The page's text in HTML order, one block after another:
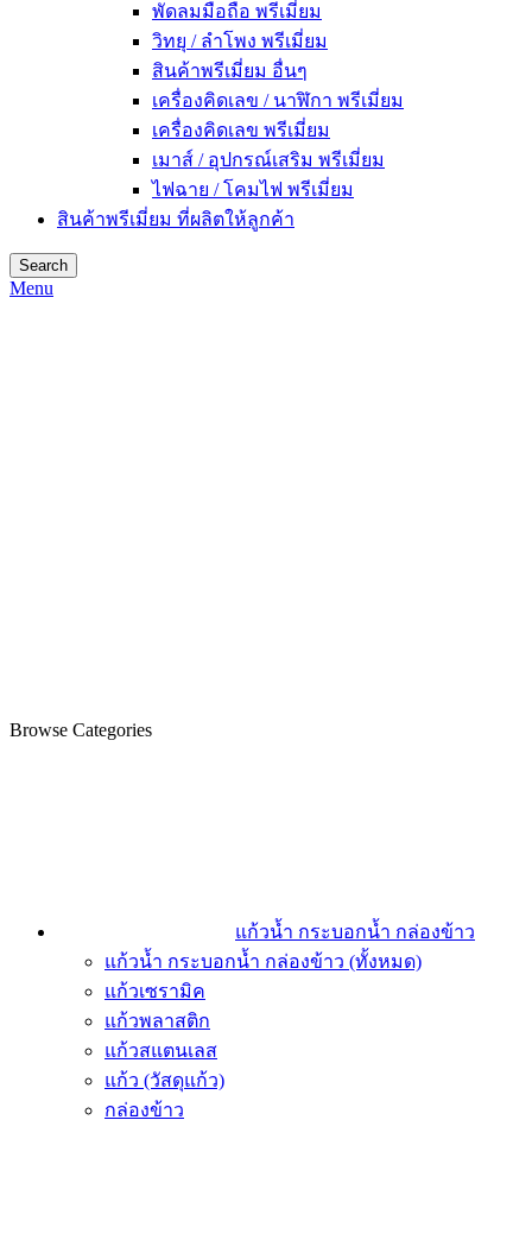
พัดลมมือถือ พรีเมี่ยม
วิทยุ / ลำโพง พรีเมี่ยม
สินค้าพรีเมี่ยม อื่นๆ
เครื่องคิดเลข / นาฬิกา พรีเมี่ยม
เครื่องคิดเลข พรีเมี่ยม
เมาส์ / อุปกรณ์เสริม พรีเมี่ยม
ไฟฉาย / โคมไฟ พรีเมี่ยม
สินค้าพรีเมี่ยม ที่ผลิตให้ลูกค้า
Search
Menu
Browse Categories
แก้วน้ำ กระบอกน้ำ กล่องข้าว
แก้วน้ำ กระบอกน้ำ กล่องข้าว (ทั้งหมด)
แก้วเซรามิค
แก้วพลาสติก
แก้วสแตนเลส
แก้ว (วัสดุแก้ว)
กล่องข้าว